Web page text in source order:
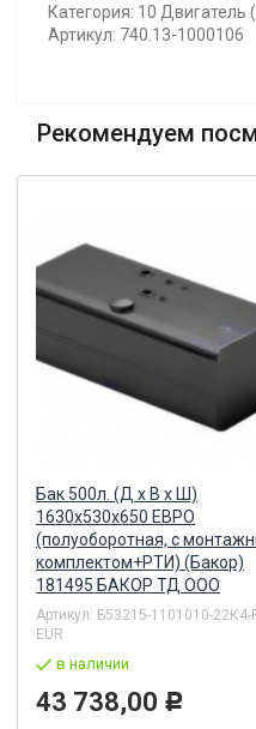
Категория: 10 Двигатель
Артикул: 740.13-1000106
Рекомендуем
Бак 500л. (Д х В х Ш)
1630x530x650 ЕВРО
(полуоборотная, с
комплектом+РТИ) (Бакор)
181495 БАКОР ТД ООО
Артикул: Б53215-1101010-22К4-
EUR
в наличии
43 738,00 Р